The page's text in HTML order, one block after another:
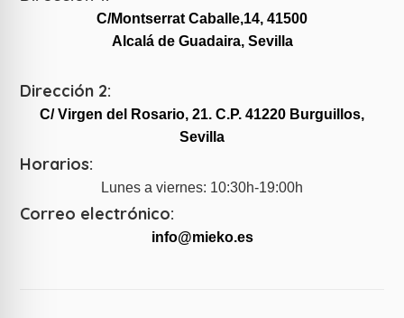
C/Montserrat Caballe,14, 41500
Alcalá de Guadaira, Sevilla
Dirección 2:
C/ Virgen del Rosario, 21. C.P. 41220 Burguillos,
Sevilla
Horarios:
Lunes a viernes: 10:30h-19:00h
Correo electrónico:
info@mieko.es